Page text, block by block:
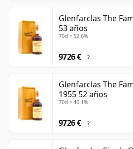
Glenfarclas The
53 años
70cl • 52.6%
9726 € ?
Glenfarclas The
1955 52 años
70cl • 46.1%
9726 € ?